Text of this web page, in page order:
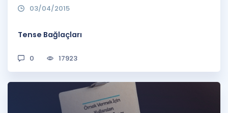
03/04/2015
Tense Bağlaçları
0 17923